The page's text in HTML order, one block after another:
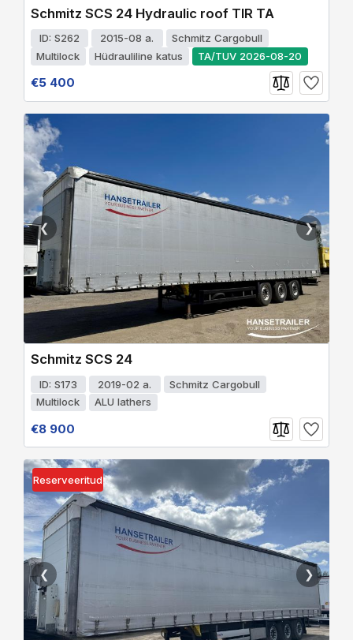
Schmitz SCS 24 Hydraulic roof TIR TA
ID: S262 2015-08 a.
Schmitz Cargobull
Multilock
Hüdrauliline katus TA/TUV 2026-08-20
€5 400
❮ ❯
Schmitz SCS 24
ID: S173 2019-02 a.
Schmitz Cargobull
Multilock
ALU lathers
€8 900
Reserveeritud
❮ ❯